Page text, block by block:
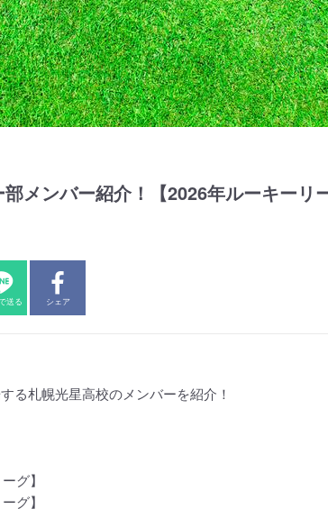
メンバー紹介！【2026年ルーキーリ
送る シェア
る札幌光星高校のメンバーを紹介！
グ】
グ】